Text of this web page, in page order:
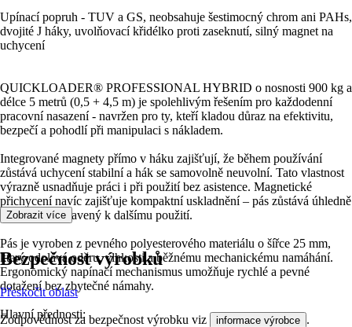
Upínací popruh - TUV a GS, neobsahuje šestimocný chrom ani PAHs,
dvojité J háky, uvolňovací křidélko proti zaseknutí, silný magnet na
uchycení
QUICKLOADER® PROFESSIONAL HYBRID o nosnosti 900 kg a
délce 5 metrů (0,5 + 4,5 m) je spolehlivým řešením pro každodenní
pracovní nasazení - navržen pro ty, kteří kladou důraz na efektivitu,
bezpečí a pohodlí při manipulaci s nákladem.
Integrované magnety přímo v háku zajišťují, že během používání
zůstává uchycení stabilní a hák se samovolně neuvolní. Tato vlastnost
výrazně usnadňuje práci i při použití bez asistence. Magnetické
přichycení navíc zajišťuje kompaktní uskladnění – pás zůstává úhledně
smotaný, připravený k dalšímu použití.
Pás je vyroben z pevného polyesterového materiálu o šířce 25 mm,
který odolává oděru, vlhkosti a běžnému mechanickému namáhání.
Ergonomický napínací mechanismus umožňuje rychlé a pevné
dotažení bez zbytečné námahy.
Hlavní přednosti:
Zobrazit více
Bezpečnost výrobků
Přeskočit oblast
Zodpovědnost za bezpečnost výrobku viz informace výrobce .